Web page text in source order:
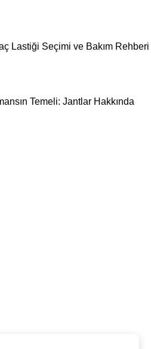
Lastiği Seçimi ve Bakım Rehberi
Temeli: Jantlar Hakkında